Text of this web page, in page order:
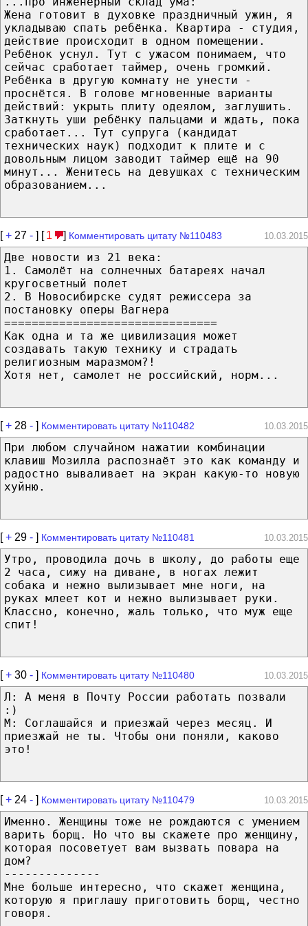
Жена готовит в духовке праздничный ужин, я
укладываю спать ребёнка. Квартира - студия,
действие происходит в одном помещении.
Ребёнок уснул. Тут с ужасом понимаем, что
сейчас сработает таймер, очень громкий.
Ребёнка в другую комнату не унести -
проснётся. В голове мгновенные варианты
действий: укрыть плиту одеялом, заглушить.
Заткнуть уши ребёнку пальцами и ждать, пока
сработает... Тут супруга (кандидат
технических наук) подходит к плите и с
довольным лицом заводит таймер ещё на 90
минут... Женитесь на девушках с техническим
образованием...
[+ 27 - ] [ 1 ] Комментировать цитату №110483 10.03.2015
Две новости из 21 века:
1. Самолёт на солнечных батареях начал
кругосветный полет
2. В Новосибирске судят режиссера за
постановку оперы Вагнера
===============================
Как одна и та же цивилизация может
создавать такую технику и страдать
религиозным маразмом?!
Хотя нет, самолет не российский, норм...
[+ 28 - ] Комментировать цитату №110482 10.03.2015
При любом случайном нажатии комбинации
клавиш Мозилла распознаёт это как команду и
радостно вываливает на экран какую-то новую
хуйню.
[+ 29 - ] Комментировать цитату №110481 10.03.2015
Утро, проводила дочь в школу, до работы еще
2 часа, сижу на диване, в ногах лежит
собака и нежно вылизывает мне ноги, на
руках млеет кот и нежно вылизывает руки.
Классно, конечно, жаль только, что муж еще
спит!
[+ 30 - ] Комментировать цитату №110480 10.03.2015
Л: А меня в Почту России работать позвали
:)
М: Соглашайся и приезжай через месяц. И
приезжай не ты. Чтобы они поняли, каково
это!
[+ 24 - ] Комментировать цитату №110479 10.03.2015
Именно. Женщины тоже не рождаются с умением
варить борщ. Но что вы скажете про женщину,
которая посоветует вам вызвать повара на
дом?
--------------
Мне больше интересно, что скажет женщина,
которую я приглашу приготовить борщ, честно
говоря.